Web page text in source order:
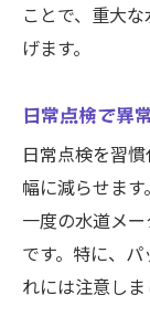
ことで、重大
げます。
日常点検で異
日常点検を習
幅に減らせま
一度の水道メ
です。特に、
れには注意しま